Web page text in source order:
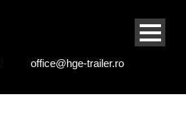
office@hge-trailer.ro